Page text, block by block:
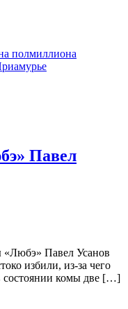
полмиллиона
Павел
«Любэ» Павел Усанов
избили, из-за чего
состоянии комы две […]